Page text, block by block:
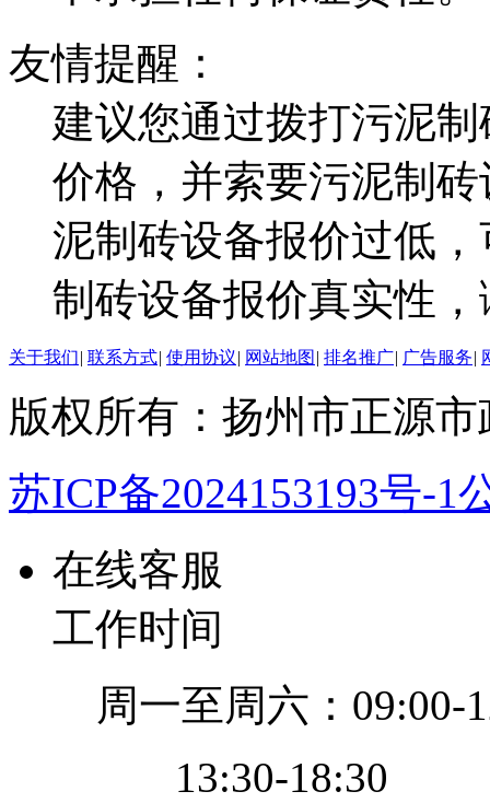
友情提醒：
建议您通过拨打污泥
价格，并索要污泥制
泥制砖设备报价过低
制砖设备报价真实性
关于我们| 联系方式| 使用协议| 网站地图 | 排名推广| 广告服务|
版权所有：扬州市正源
苏ICP备2024153193号-1
在线客服
工作时间
周一至周六：09:00-
13:30-18:30